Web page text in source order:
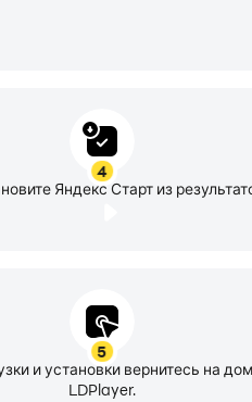
4
Яндекс Старт из
5
и установки вернитесь на
LDPlayer.